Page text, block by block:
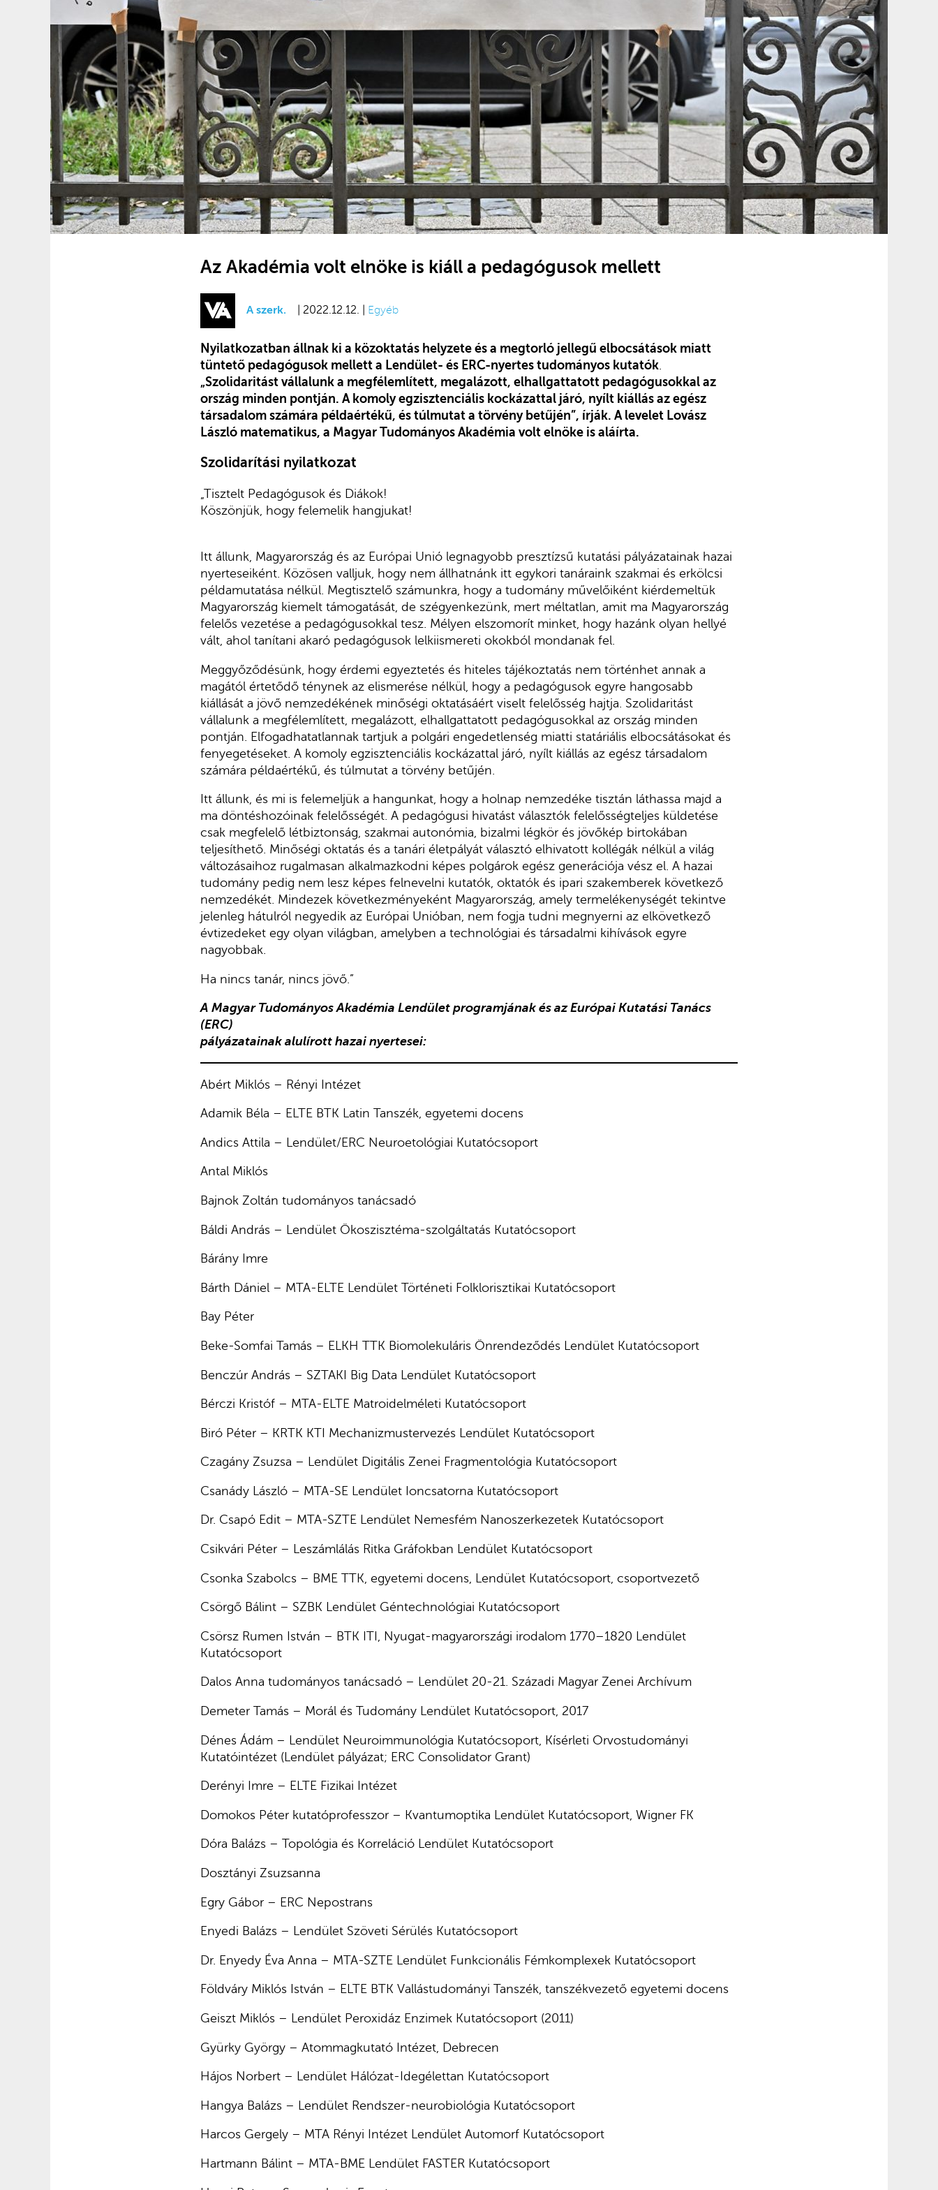
Az Akadémia volt elnöke is kiáll a pedagógusok mellett
A szerk. | 2022.12.12. | Egyéb
Nyilatkozatban állnak ki a közoktatás helyzete és a megtorló jellegű elbocsátások miatt
tüntető pedagógusok mellett a Lendület- és ERC-nyertes tudományos kutatók.
„Szolidaritást vállalunk a megfélemlített, megalázott, elhallgattatott pedagógusokkal az
ország minden pontján. A komoly egzisztenciális kockázattal járó, nyílt kiállás az egész
társadalom számára példaértékű, és túlmutat a törvény betűjén”, írják. A levelet Lovász
László matematikus, a Magyar Tudományos Akadémia volt elnöke is aláírta.
Szolidarítási nyilatkozat
„Tisztelt Pedagógusok és Diákok!
Köszönjük, hogy felemelik hangjukat!
Itt állunk, Magyarország és az Európai Unió legnagyobb presztízsű kutatási pályázatainak hazai
nyerteseiként. Közösen valljuk, hogy nem állhatnánk itt egykori tanáraink szakmai és erkölcsi
példamutatása nélkül. Megtisztelő számunkra, hogy a tudomány művelőiként kiérdemeltük
Magyarország kiemelt támogatását, de szégyenkezünk, mert méltatlan, amit ma Magyarország
felelős vezetése a pedagógusokkal tesz. Mélyen elszomorít minket, hogy hazánk olyan hellyé
vált, ahol tanítani akaró pedagógusok lelkiismereti okokból mondanak fel.
Meggyőződésünk, hogy érdemi egyeztetés és hiteles tájékoztatás nem történhet annak a
magától értetődő ténynek az elismerése nélkül, hogy a pedagógusok egyre hangosabb
kiállását a jövő nemzedékének minőségi oktatásáért viselt felelősség hajtja. Szolidaritást
vállalunk a megfélemlített, megalázott, elhallgattatott pedagógusokkal az ország minden
pontján. Elfogadhatatlannak tartjuk a polgári engedetlenség miatti statáriális elbocsátásokat és
fenyegetéseket. A komoly egzisztenciális kockázattal járó, nyílt kiállás az egész társadalom
számára példaértékű, és túlmutat a törvény betűjén.
Itt állunk, és mi is felemeljük a hangunkat, hogy a holnap nemzedéke tisztán láthassa majd a
ma döntéshozóinak felelősségét. A pedagógusi hivatást választók felelősségteljes küldetése
csak megfelelő létbiztonság, szakmai autonómia, bizalmi légkör és jövőkép birtokában
teljesíthető. Minőségi oktatás és a tanári életpályát választó elhivatott kollégák nélkül a világ
változásaihoz rugalmasan alkalmazkodni képes polgárok egész generációja vész el. A hazai
tudomány pedig nem lesz képes felnevelni kutatók, oktatók és ipari szakemberek következő
nemzedékét. Mindezek következményeként Magyarország, amely termelékenységét tekintve
jelenleg hátulról negyedik az Európai Unióban, nem fogja tudni megnyerni az elkövetkező
évtizedeket egy olyan világban, amelyben a technológiai és társadalmi kihívások egyre
nagyobbak.
Ha nincs tanár, nincs jövő.”
A Magyar Tudományos Akadémia Lendület programjának és az Európai Kutatási Tanács
(ERC)
pályázatainak alulírott hazai nyertesei:
Abért Miklós – Rényi Intézet
Adamik Béla – ELTE BTK Latin Tanszék, egyetemi docens
Andics Attila – Lendület/ERC Neuroetológiai Kutatócsoport
Antal Miklós
Bajnok Zoltán tudományos tanácsadó
Báldi András – Lendület Ökoszisztéma-szolgáltatás Kutatócsoport
Bárány Imre
Bárth Dániel – MTA-ELTE Lendület Történeti Folklorisztikai Kutatócsoport
Bay Péter
Beke-Somfai Tamás – ELKH TTK Biomolekuláris Önrendeződés Lendület Kutatócsoport
Benczúr András – SZTAKI Big Data Lendület Kutatócsoport
Bérczi Kristóf – MTA-ELTE Matroidelméleti Kutatócsoport
Biró Péter – KRTK KTI Mechanizmustervezés Lendület Kutatócsoport
Czagány Zsuzsa – Lendület Digitális Zenei Fragmentológia Kutatócsoport
Csanády László – MTA-SE Lendület Ioncsatorna Kutatócsoport
Dr. Csapó Edit – MTA-SZTE Lendület Nemesfém Nanoszerkezetek Kutatócsoport
Csikvári Péter – Leszámlálás Ritka Gráfokban Lendület Kutatócsoport
Csonka Szabolcs – BME TTK, egyetemi docens, Lendület Kutatócsoport, csoportvezető
Csörgő Bálint – SZBK Lendület Géntechnológiai Kutatócsoport
Csörsz Rumen István – BTK ITI, Nyugat-magyarországi irodalom 1770–1820 Lendület
Kutatócsoport
Dalos Anna tudományos tanácsadó – Lendület 20-21. Századi Magyar Zenei Archívum
Demeter Tamás – Morál és Tudomány Lendület Kutatócsoport, 2017
Dénes Ádám – Lendület Neuroimmunológia Kutatócsoport, Kísérleti Orvostudományi
Kutatóintézet (Lendület pályázat; ERC Consolidator Grant)
Derényi Imre – ELTE Fizikai Intézet
Domokos Péter kutatóprofesszor – Kvantumoptika Lendület Kutatócsoport, Wigner FK
Dóra Balázs – Topológia és Korreláció Lendület Kutatócsoport
Dosztányi Zsuzsanna
Egry Gábor – ERC Nepostrans
Enyedi Balázs – Lendület Szöveti Sérülés Kutatócsoport
Dr. Enyedy Éva Anna – MTA-SZTE Lendület Funkcionális Fémkomplexek Kutatócsoport
Földváry Miklós István – ELTE BTK Vallástudományi Tanszék, tanszékvezető egyetemi docens
Geiszt Miklós – Lendület Peroxidáz Enzimek Kutatócsoport (2011)
Gyürky György – Atommagkutató Intézet, Debrecen
Hájos Norbert – Lendület Hálózat-Idegélettan Kutatócsoport
Hangya Balázs – Lendület Rendszer-neurobiológia Kutatócsoport
Harcos Gergely – MTA Rényi Intézet Lendület Automorf Kutatócsoport
Hartmann Bálint – MTA-BME Lendület FASTER Kutatócsoport